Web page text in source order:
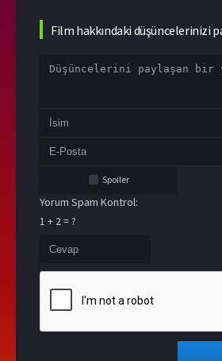
Film hakkındaki düşüncelerinizi
Spoiler
Yorum Spam Kontrol:
1 + 2 = ?